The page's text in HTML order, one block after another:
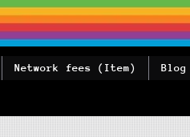
Blog
Network fees (Item)